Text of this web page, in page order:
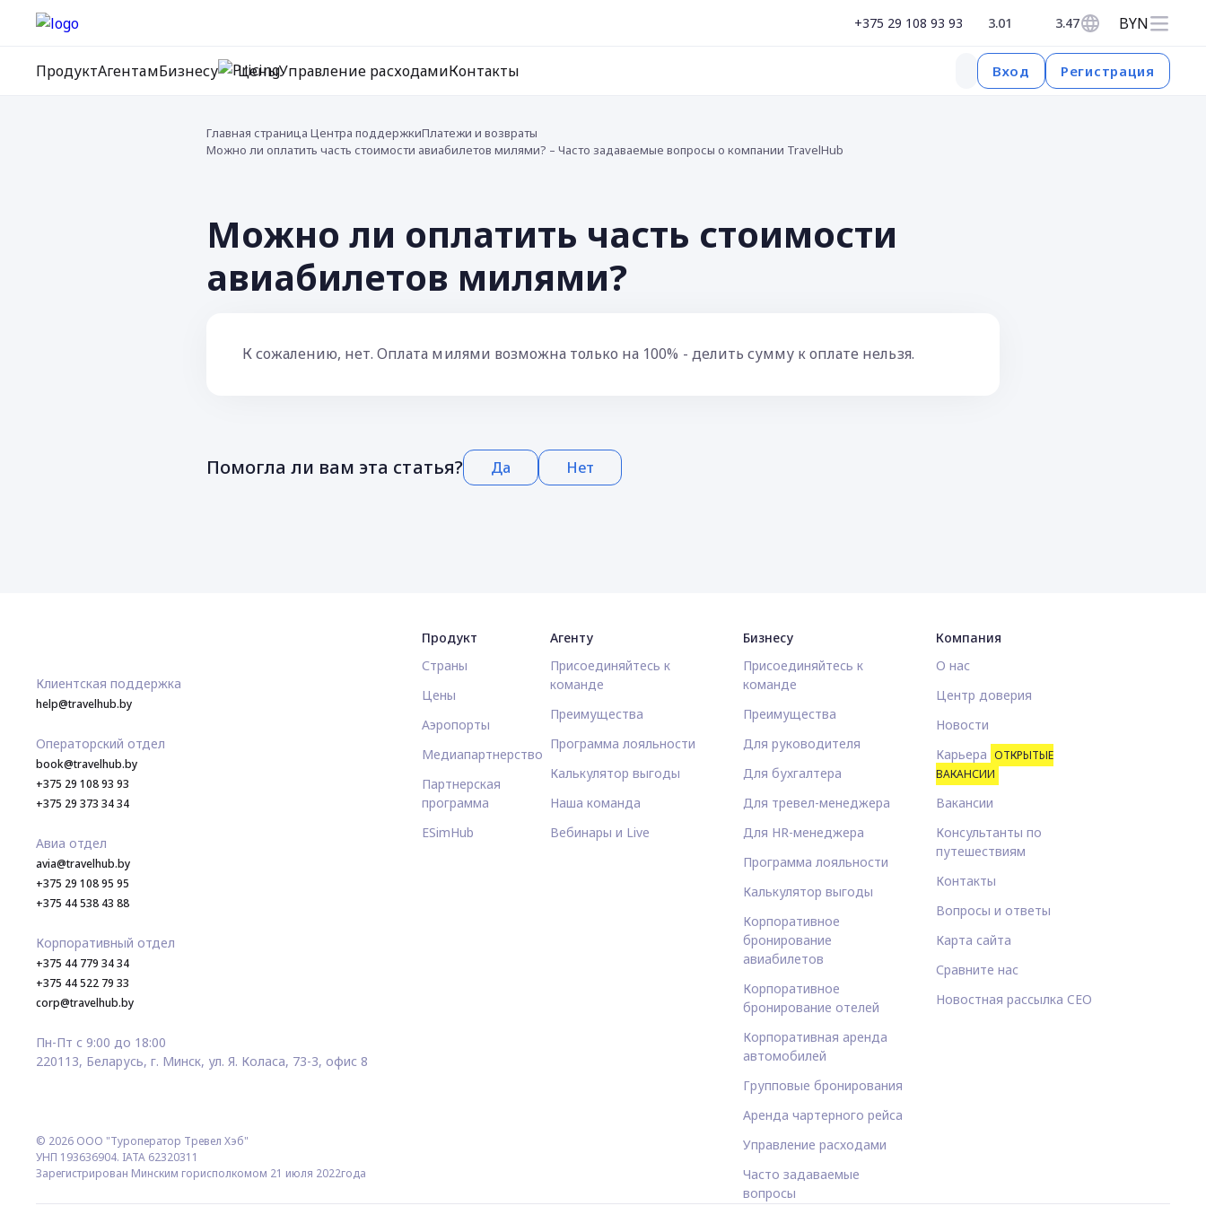
+375 29 108 93 93 3.01 3.47 BYN
ПродуктАгентамБизнесу ЦеныУправление расходамиКонтакты Вход Регистрация
Главная страница Центра поддержкиПлатежи и возвраты
Можно ли оплатить часть стоимости авиабилетов милями? – Часто задаваемые вопросы о компании TravelHub
Можно ли оплатить часть стоимости
авиабилетов милями?
К сожалению, нет. Оплата милями возможна только на 100% - делить сумму к оплате нельзя.
Помогла ли вам эта статья? Да Нет
Клиентская поддержка
help@travelhub.by
Операторский отдел
book@travelhub.by
+375 29 108 93 93
+375 29 373 34 34
Авиа отдел
avia@travelhub.by
+375 29 108 95 95
+375 44 538 43 88
Корпоративный отдел
+375 44 779 34 34
+375 44 522 79 33
corp@travelhub.by
Пн-Пт с 9:00 до 18:00
220113, Беларусь, г. Минск, ул. Я. Коласа, 73-3, офис 8
© 2026 ООО "Туроператор Тревел Хэб"
УНП 193636904. IATA 62320311
Зарегистрирован Минским горисполкомом 21 июля 2022года
Продукт
Страны
Цены
Аэропорты
Медиапартнерство
Партнерская
программа
ESimHub
Агенту
Присоединяйтесь к
команде
Преимущества
Программа лояльности
Калькулятор выгоды
Наша команда
Вебинары и Live
Бизнесу
Присоединяйтесь к
команде
Преимущества
Для руководителя
Для бухгалтера
Для тревел-менеджера
Для HR-менеджера
Программа лояльности
Калькулятор выгоды
Корпоративное
бронирование
авиабилетов
Корпоративное
бронирование отелей
Корпоративная аренда
автомобилей
Групповые бронирования
Аренда чартерного рейса
Управление расходами
Часто задаваемые
вопросы
Компания
О нас
Центр доверия
Новости
Карьера ОТКРЫТЫЕ
ВАКАНСИИ
Вакансии
Консультанты по
путешествиям
Контакты
Вопросы и ответы
Карта сайта
Сравните нас
Новостная рассылка CEO